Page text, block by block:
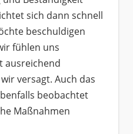
sich dann schnell
beschuldigen
fühlen uns
ausreichend
versagt. Auch das
beobachtet
Maßnahmen